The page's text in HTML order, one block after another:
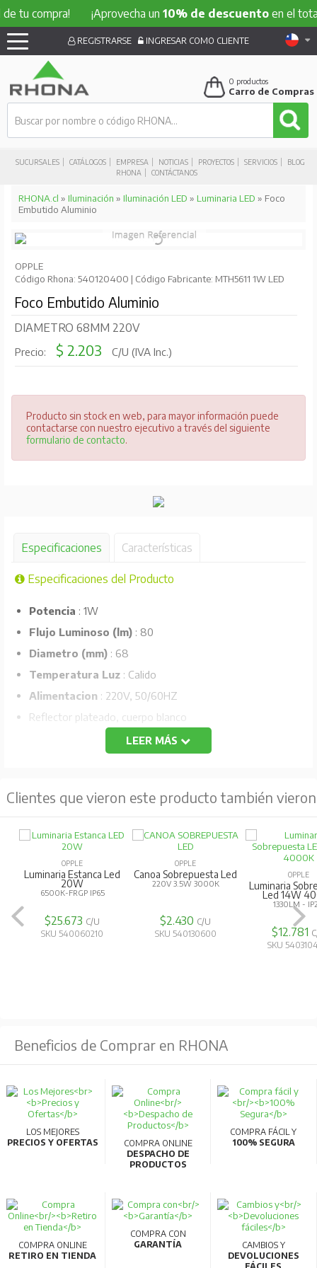
¡Aprovecha un10% de descuentoen el total de
SUCURSALES CATÁLOGOS EMPRESA NOTICIAS PROYECTOS SERVICIOS
BLOG
RHONA
CONTÁCTANOS
REGISTRARSE INGRESAR COMO CLIENTE
0 productos
Carro de Compras
RHONA.cl » Iluminación » Iluminación LED » Luminaria LED » Foco
Embutido Aluminio
OPPLE
Código Rhona: 540120400 | Código Fabricante: MTH5611 1W LED
Foco Embutido Aluminio
DIAMETRO 68MM 220V
Precio: $ 2.203 C/U (IVA Inc.)
Producto sin stock en web, para mayor información puede
contactarse con nuestro ejecutivo a través del siguiente
formulario de contacto.
Especificaciones Características
Especificaciones del Producto
Potencia : 1W
Flujo Luminoso (lm): 80
Diametro (mm): 68
Temperatura Luz: Calido
Alimentacion : 220V, 50/60HZ
Reflector plateado, cuerpo blanco
LEER MÁS
Clientes que vieron este producto también vieron
OPPLE
Luminaria Estanca Led
20W
6500K-FRGP IP65
$25.673 C/U
SKU 540060210
OPPLE
Canoa Sobrepuesta Led
220V 3.5W 3000K
$2.430 C/U
SKU 540130600
OPPLE
Luminaria
Led 14W
1330LM -
$12.781
SKU
Beneficios de Comprar en RHONA
LOS MEJORES
PRECIOS Y OFERTAS
COMPRA ONLINE
DESPACHO DE
PRODUCTOS
COMPRA FÁCIL Y
100% SEGURA
COMPRA ONLINE
RETIRO EN TIENDA
COMPRA CON
GARANTÍA
CAMBIOS Y
DEVOLUCIONES